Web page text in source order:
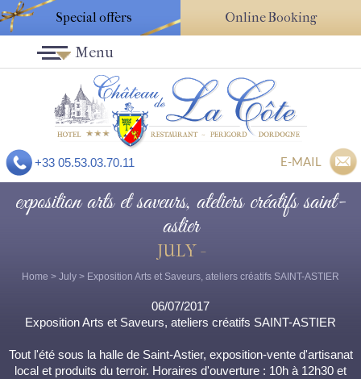
Special offers Online Booking
+33 05.53.03.70.11 E-MAIL
Menu
exposition arts et saveurs, ateliers créatifs saint-
astier
JULY -
Home > July > Exposition Arts et Saveurs, ateliers créatifs SAINT-ASTIER
06/07/2017
Exposition Arts et Saveurs, ateliers créatifs SAINT-ASTIER
Tout l'été sous la halle de Saint-Astier, exposition-vente d'artisanat
local et produits du terroir. Horaires d'ouverture : 10h à 12h30 et